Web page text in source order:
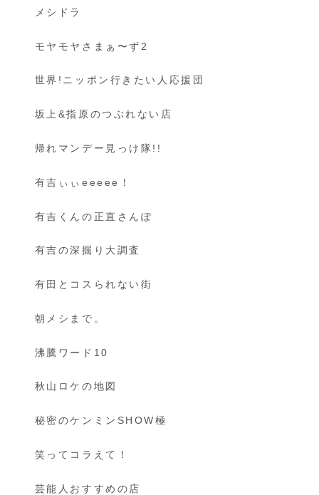
メシドラ
モヤモヤさまぁ〜ず2
世界!ニッポン行きたい人応援団
坂上&指原のつぶれない店
帰れマンデー見っけ隊!!
有吉ぃぃeeeee！
有吉くんの正直さんぽ
有吉の深掘り大調査
有田とコスられない街
朝メシまで。
沸騰ワード10
秋山ロケの地図
秘密のケンミンSHOW極
笑ってコラえて！
芸能人おすすめの店